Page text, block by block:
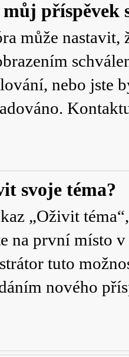
příspěvek
může nastavit,
nebo jste
svoje téma?
„Oživit
na první místo
tuto
nového